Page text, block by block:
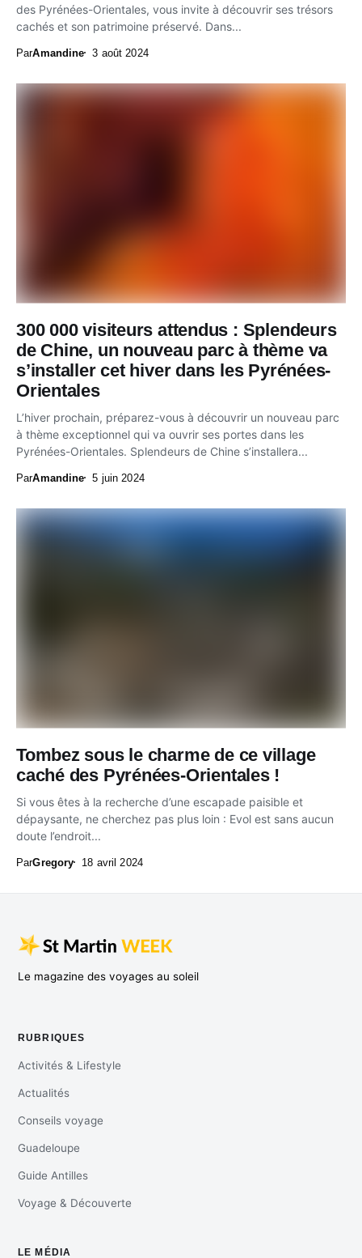
des Pyrénées-Orientales, vous invite à découvrir ses trésors
cachés et son patrimoine préservé. Dans...
ParAmandine 3 août 2024
300 000 visiteurs attendus : Splendeurs
de Chine, un nouveau parc à thème va
s’installer cet hiver dans les Pyrénées-
Orientales
L’hiver prochain, préparez-vous à découvrir un nouveau parc
à thème exceptionnel qui va ouvrir ses portes dans les
Pyrénées-Orientales. Splendeurs de Chine s’installera...
ParAmandine 5 juin 2024
Tombez sous le charme de ce village
caché des Pyrénées-Orientales !
Si vous êtes à la recherche d’une escapade paisible et
dépaysante, ne cherchez pas plus loin : Evol est sans aucun
doute l’endroit...
ParGregory 18 avril 2024
Le magazine des voyages au soleil
RUBRIQUES
Activités & Lifestyle
Actualités
Conseils voyage
Guadeloupe
Guide Antilles
Voyage & Découverte
LE MÉDIA